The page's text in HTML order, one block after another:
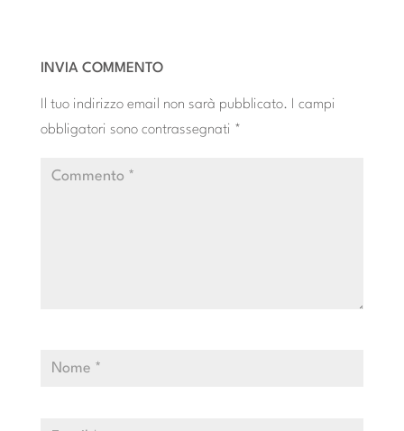
INVIA COMMENTO
Il tuo indirizzo email non sarà pubblicato.
I campi
obbligatori sono contrassegnati *